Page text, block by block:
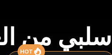
من
HOT